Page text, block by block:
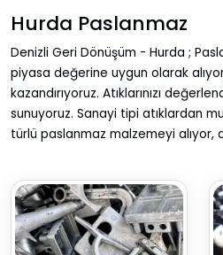
Hurda Paslanmaz
Denizli Geri Dönüşüm - Hurda ;
piyasa değerine uygun olarak
kazandırıyoruz. Atıklarınızı
sunuyoruz. Sanayi tipi atıklardan
türlü paslanmaz malzemeyi alıyor,